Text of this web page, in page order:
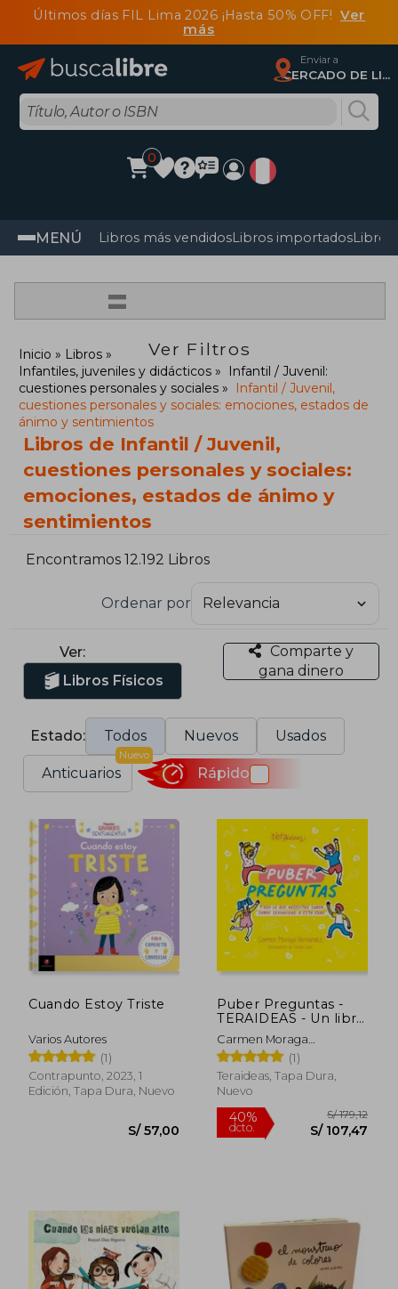
Últimos días FIL Lima 2026 ¡Hasta 50% OFF!Ver
más
Enviar a
CERCADO DE LIMA, Lima
0
MENÚ Libros más vendidosLibros importadosLibros
=
Ver Filtros
Inicio
Libros
Infantiles, juveniles y didácticos
Infantil / Juvenil:
cuestiones personales y sociales
Infantil / Juvenil,
cuestiones personales y sociales: emociones, estados de
ánimo y sentimientos
Libros de Infantil / Juvenil,
cuestiones personales y sociales:
emociones, estados de ánimo y
sentimientos
Encontramos 12.192 Libros
Ordenar por
Ver:
Libros Físicos
Comparte y
gana dinero
Estado: Todos Nuevos Usados
Anticuarios
Nuevo
Rápido
Cuando Estoy Triste
Varios Autores
(1)
Contrapunto, 2023, 1
Edición, Tapa Dura, Nuevo
S/ 57,00
Puber Preguntas -
TERAIDEAS - Un libro
entretenido para
aprender sobre la
pubertad
Carmen Moraga
Hernández
(1)
Teraideas, Tapa Dura,
Nuevo
40%
dcto. S/